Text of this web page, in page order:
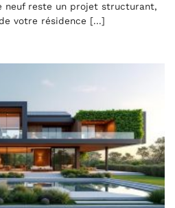
neuf reste un projet structurant,
de votre résidence [...]